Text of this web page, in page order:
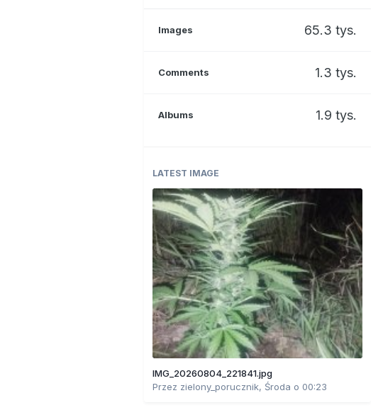
Images 65.3 tys.
Comments 1.3 tys.
Albums 1.9 tys.
LATEST IMAGE
IMG_20260804_221841.jpg
Przez zielony_porucznik, Środa o 00:23